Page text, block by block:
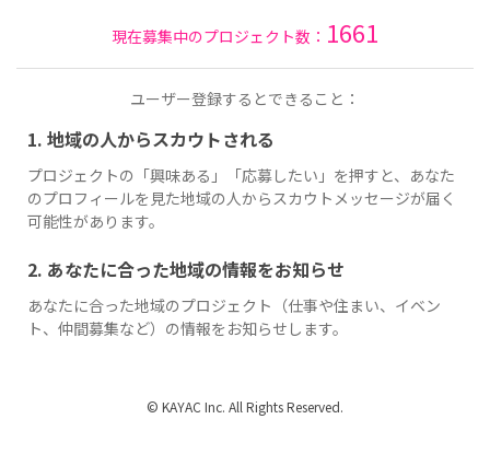
現在募集中のプロジェクト数： 1661
ユーザー登録するとできること：
1. 地域の人からスカウトされる
プロジェクトの「興味ある」「応募したい」を押すと、あなた
のプロフィールを見た地域の人からスカウトメッセージが届く
可能性があります。
2. あなたに合った地域の情報をお知らせ
あなたに合った地域のプロジェクト（仕事や住まい、イベン
ト、仲間募集など）の情報をお知らせします。
© KAYAC Inc. All Rights Reserved.